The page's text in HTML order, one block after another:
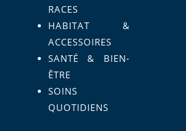
RACES
HABITAT &
ACCESSOIRES
SANTÉ & BIEN-
ÊTRE
SOINS
QUOTIDIENS